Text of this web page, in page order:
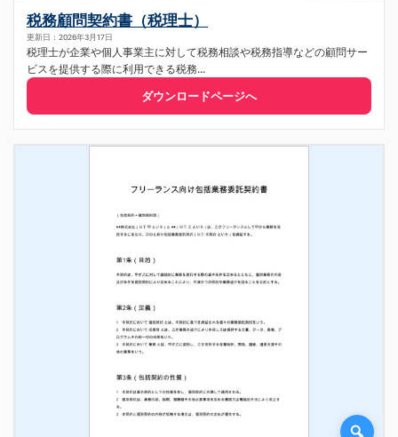
税務顧問契約書（税理士）
更新日：2026年3月17日
税理士が企業や個人事業主に対して税務相談や税務指導などの顧問サー
ビスを提供する際に利用できる税務...
ダウンロードページへ